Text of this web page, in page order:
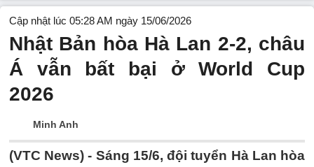
Cập nhật lúc 05:28 AM ngày 15/06/2026
Nhật Bản hòa Hà Lan 2-2, châu
Á vẫn bất bại ở World Cup
2026
Minh Anh
(VTC News) - Sáng 15/6, đội tuyển Hà Lan hòa